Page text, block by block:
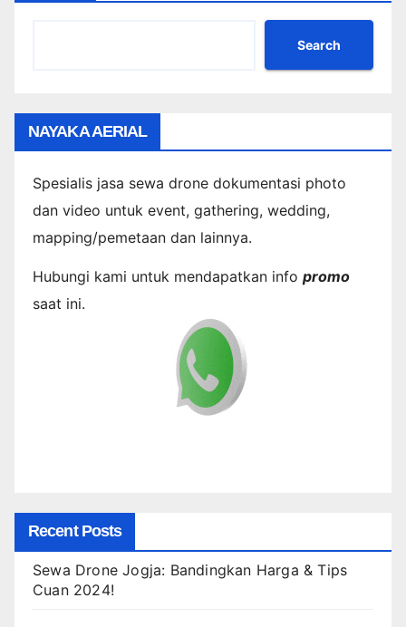
Search
NAYAKA AERIAL
Spesialis jasa sewa drone dokumentasi photo
dan video untuk event, gathering, wedding,
mapping/pemetaan dan lainnya.
Hubungi kami untuk mendapatkan info promo
saat ini.
Recent Posts
Sewa Drone Jogja: Bandingkan Harga & Tips
Cuan 2024!